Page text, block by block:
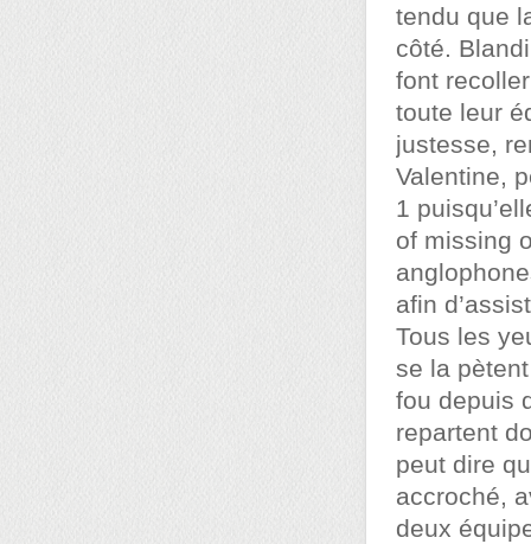
tendu que
côté.
font
toute leur
justesse,
Valentine,
1
of missing
afin
Tous les
se la
fou depuis
repartent
peut dire
accroché,
deux